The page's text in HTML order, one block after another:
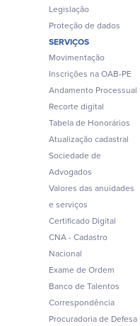
Legislação
Proteção de dados
SERVIÇOS
Movimentação
Inscrições na OAB-PE
Andamento Processual
Recorte digital
Tabela de Honorários
Atualização cadastral
Sociedade de
Advogados
Valores das anuidades
e serviços
Certificado Digital
CNA - Cadastro
Nacional
Exame de Ordem
Banco de Talentos
Correspondência
Procuradoria de Defesa